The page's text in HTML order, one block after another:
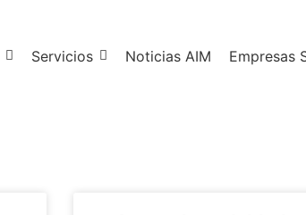
Servicios Noticias AIM Empresas